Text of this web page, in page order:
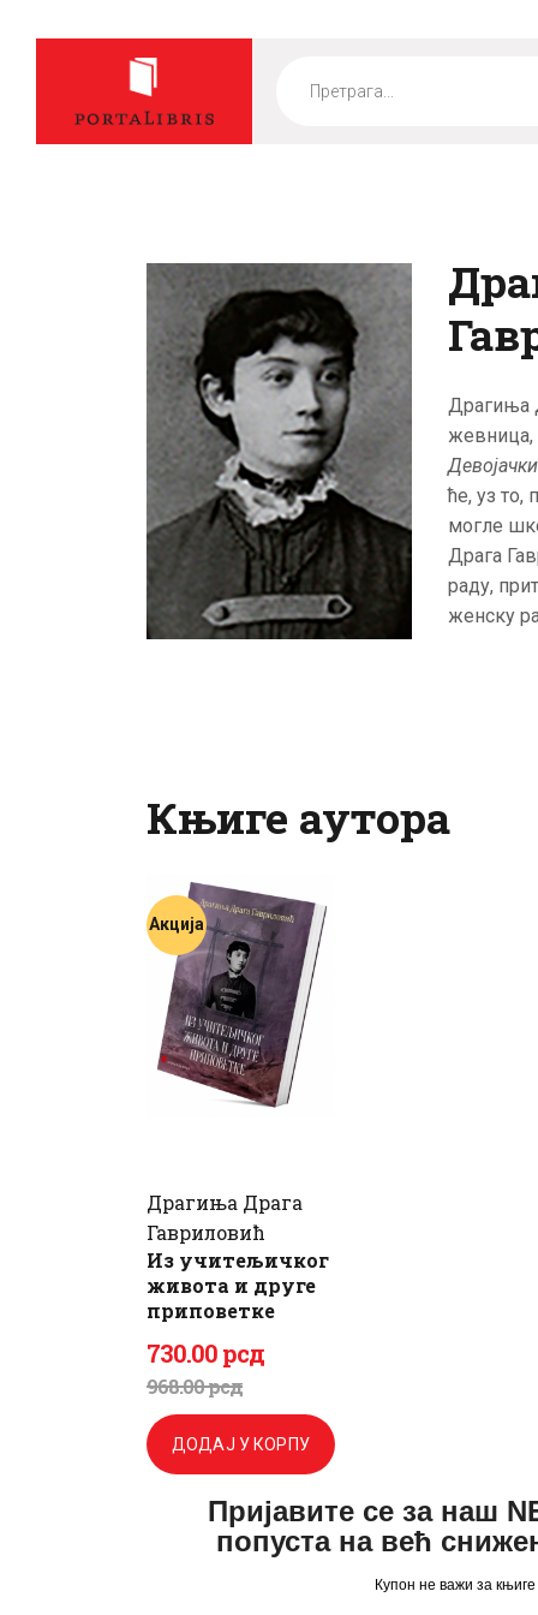
search
Драгиња
жевница,
ће, уз то,
могле
Драга
раду,
женску
Књиге аутора
Акција
Драгиња Драга
Гавриловић
Из учитељичког
живота и друге
приповетке
968.00рсд
Оригинална
цена
је
била:
730.00рсд
Тренутна
цена
је:
ДОДАЈ У КОРПУ
Пријавите се за наш
попуста на већ
Купон не важи за књиге